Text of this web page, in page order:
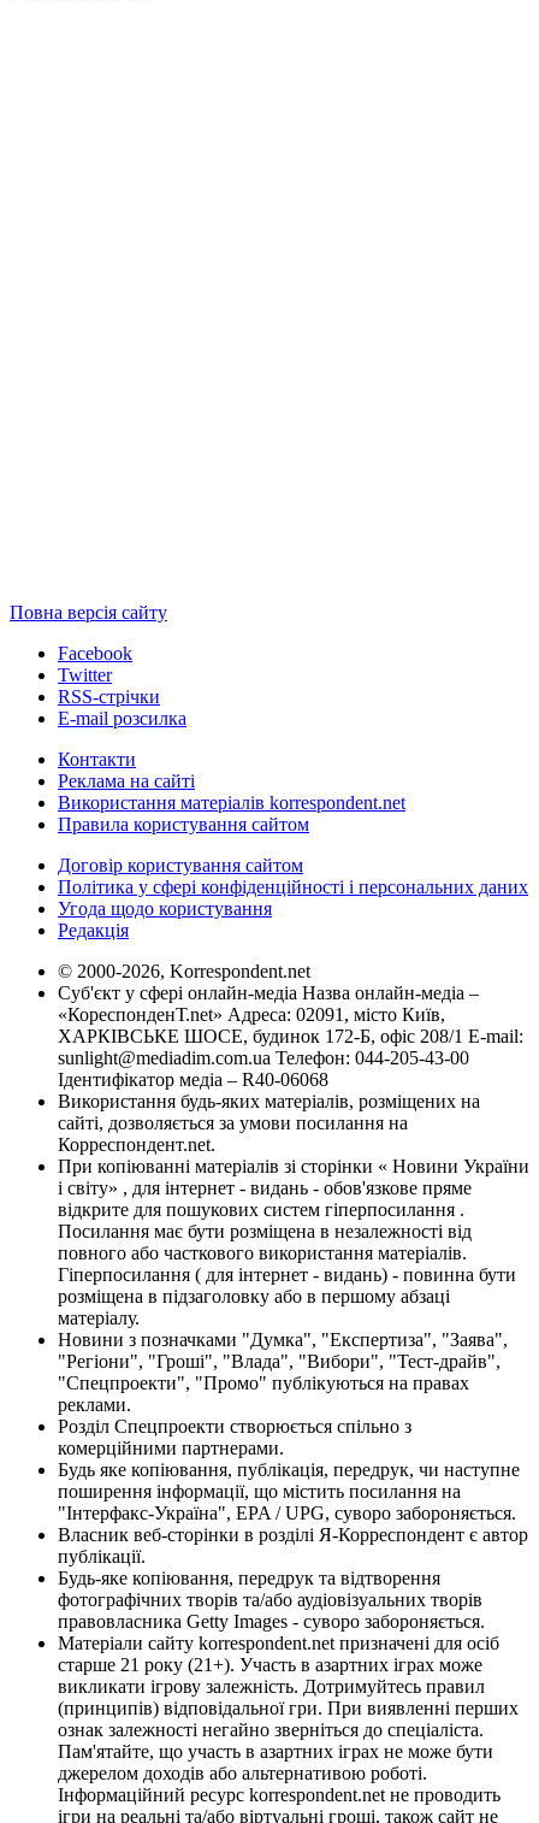
Повна версія сайту
Facebook
Twitter
RSS-стрічки
E-mail розсилка
Контакти
Реклама на сайті
Використання матеріалів korrespondent.net
Правила користування сайтом
Договір користування сайтом
Політика у сфері конфіденційності і персональних даних
Угода щодо користування
Редакція
© 2000-2026, Korrespondent.net
Суб'єкт у сфері онлайн-медіа Назва онлайн-медіа –
«КореспонденТ.net» Адреса: 02091, місто Київ,
ХАРКІВСЬКЕ ШОСЕ, будинок 172-Б, офіс 208/1 E-mail:
sunlight@mediadim.com.ua Телефон: 044-205-43-00
Ідентифікатор медіа – R40-06068
Використання будь-яких матеріалів, розміщених на
сайті, дозволяється за умови посилання на
Корреспондент.net.
При копіюванні матеріалів зі сторінки « Новини України
і світу» , для інтернет - видань - обов'язкове пряме
відкрите для пошукових систем гіперпосилання .
Посилання має бути розміщена в незалежності від
повного або часткового використання матеріалів.
Гіперпосилання ( для інтернет - видань) - повинна бути
розміщена в підзаголовку або в першому абзаці
матеріалу.
Новини з позначками "Думка", "Експертиза", "Заява",
"Регіони", "Гроші", "Влада", "Вибори", "Тест-драйв",
"Спецпроекти", "Промо" публікуються на правах
реклами.
Розділ Спецпроекти створюється спільно з
комерційними партнерами.
Будь яке копіювання, публікація, передрук, чи наступне
поширення інформації, що містить посилання на
"Інтерфакс-Україна", EPA / UPG, суворо забороняється.
Власник веб-сторінки в розділі Я-Корреспондент є автор
публікації.
Будь-яке копіювання, передрук та відтворення
фотографічних творів та/або аудіовізуальних творів
правовласника Getty Images - суворо забороняється.
Матеріали сайту korrespondent.net призначені для осіб
старше 21 року (21+). Участь в азартних іграх може
викликати ігрову залежність. Дотримуйтесь правил
(принципів) відповідальної гри. При виявленні перших
ознак залежності негайно зверніться до спеціаліста.
Пам'ятайте, що участь в азартних іграх не може бути
джерелом доходів або альтернативою роботі.
Інформаційний ресурс korrespondent.net не проводить
ігри на реальні та/або віртуальні гроші, також сайт не